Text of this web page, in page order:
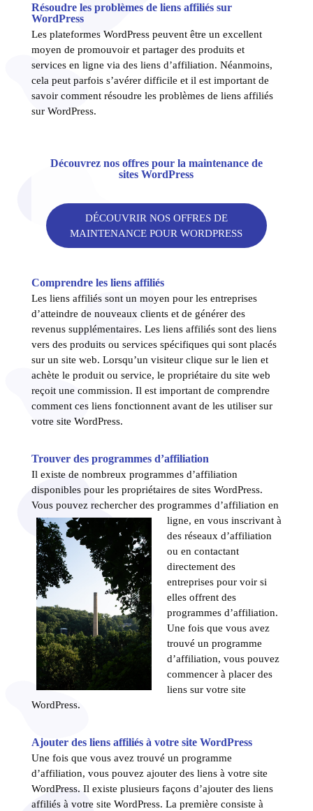
Résoudre les problèmes de liens affiliés sur
WordPress
Les plateformes WordPress peuvent être un excellent
moyen de promouvoir et partager des produits et
services en ligne via des liens d’affiliation. Néanmoins,
cela peut parfois s’avérer difficile et il est important de
savoir comment résoudre les problèmes de liens affiliés
sur WordPress.
Découvrez nos offres pour la maintenance de
sites WordPress
DÉCOUVRIR NOS OFFRES DE
MAINTENANCE POUR WORDPRESS
Comprendre les liens affiliés
Les liens affiliés sont un moyen pour les entreprises
d’atteindre de nouveaux clients et de générer des
revenus supplémentaires. Les liens affiliés sont des liens
vers des produits ou services spécifiques qui sont placés
sur un site web. Lorsqu’un visiteur clique sur le lien et
achète le produit ou service, le propriétaire du site web
reçoit une commission. Il est important de comprendre
comment ces liens fonctionnent avant de les utiliser sur
votre site WordPress.
Trouver des programmes d’affiliation
Il existe de nombreux programmes d’affiliation
disponibles pour les propriétaires de sites WordPress.
Vous pouvez rechercher desprogrammes d’affiliation en
ligne, en vous inscrivant à
des réseaux d’affiliation
ou en contactant
directement des
entreprises pour voir si
elles offrent des
programmes d’affiliation.
Une fois que vous avez
trouvé un programme
d’affiliation, vous pouvez
commencer à placer des
liens sur votre site
WordPress.
Ajouter des liens affiliés à votre site WordPress
Une fois que vous avez trouvé un programme
d’affiliation, vous pouvez ajouter des liens à votre site
WordPress. Il existe plusieurs façons d’ajouter des liens
affiliés à votre site WordPress. La première consiste à